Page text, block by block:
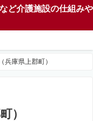
ど介護施設の仕組みや
兵庫県上郡町）
）